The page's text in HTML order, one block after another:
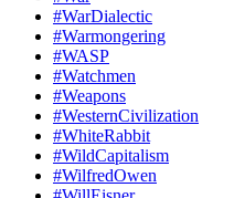
#WarDialectic
#Warmongering
#WASP
#Watchmen
#Weapons
#WesternCivilization
#WhiteRabbit
#WildCapitalism
#WilfredOwen